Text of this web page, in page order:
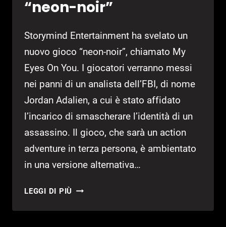
“neon-noir”
Storymind Entertainment ha svelato un
nuovo gioco “neon-noir”, chiamato My
Eyes On You. I giocatori verranno messi
nei panni di un analista dell’FBI, di nome
Jordan Adalien, a cui è stato affidato
l’incarico di smascherare l’identità di un
assassino. Il gioco, che sarà un action
adventure in terza persona, è ambientato
in una versione alternativa…
LEGGI DI PIÙ ANNUNCIATO
EYES